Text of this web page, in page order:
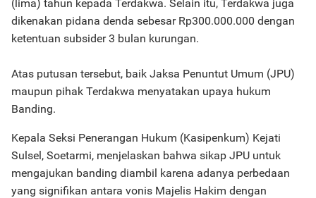
(lima) tahun kepada Terdakwa. Selain itu, Terdakwa juga
dikenakan pidana denda sebesar Rp300.000.000 dengan
ketentuan subsider 3 bulan kurungan.
Atas putusan tersebut, baik Jaksa Penuntut Umum (JPU)
maupun pihak Terdakwa menyatakan upaya hukum
Banding.
Kepala Seksi Penerangan Hukum (Kasipenkum) Kejati
Sulsel, Soetarmi, menjelaskan bahwa sikap JPU untuk
mengajukan banding diambil karena adanya perbedaan
yang signifikan antara vonis Majelis Hakim dengan